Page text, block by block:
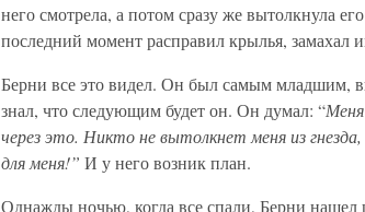
него смотрела, а потом сразу же вытолкнула
последний момент расправил крылья, замахал
Берни все это видел. Он был самым младшим,
знал, что следующим будет он. Он думал: “
через это. Никто не вытолкнет меня из
для меня!” И у него возник план.
Однажды ночью, когда все спали, Берни